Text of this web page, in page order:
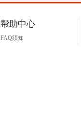
帮助中心
FAQ须知